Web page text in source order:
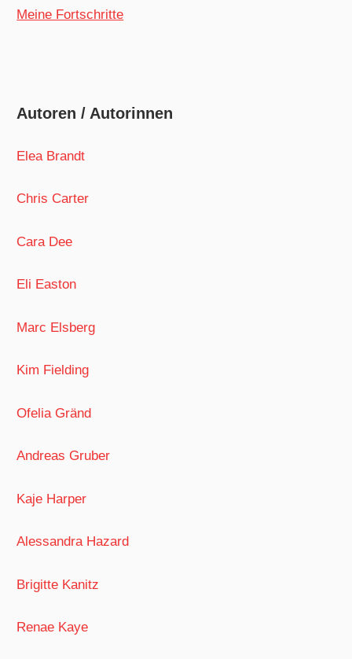
Meine Fortschritte
Autoren / Autorinnen
Elea Brandt
Chris Carter
Cara Dee
Eli Easton
Marc Elsberg
Kim Fielding
Ofelia Gränd
Andreas Gruber
Kaje Harper
Alessandra Hazard
Brigitte Kanitz
Renae Kaye